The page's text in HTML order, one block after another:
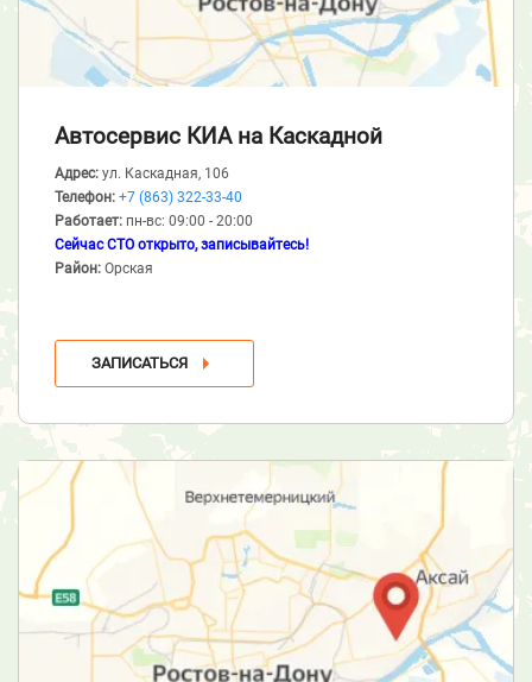
Автосервис КИА на Каскадной
Адрес: ул. Каскадная, 106
Телефон: +7 (863) 322-33-40
Работает: пн-вс: 09:00 - 20:00
Сейчас СТО открыто, записывайтесь!
Район: Орская
ЗАПИСАТЬСЯ